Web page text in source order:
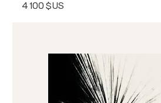
4 100 $US